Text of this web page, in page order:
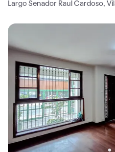
Largo Senador Raul Cardoso,